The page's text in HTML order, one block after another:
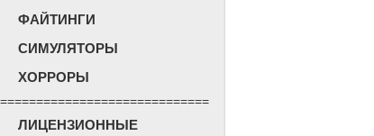
ФАЙТИНГИ
СИМУЛЯТОРЫ
ХОРРОРЫ
=============================
ЛИЦЕНЗИОННЫЕ